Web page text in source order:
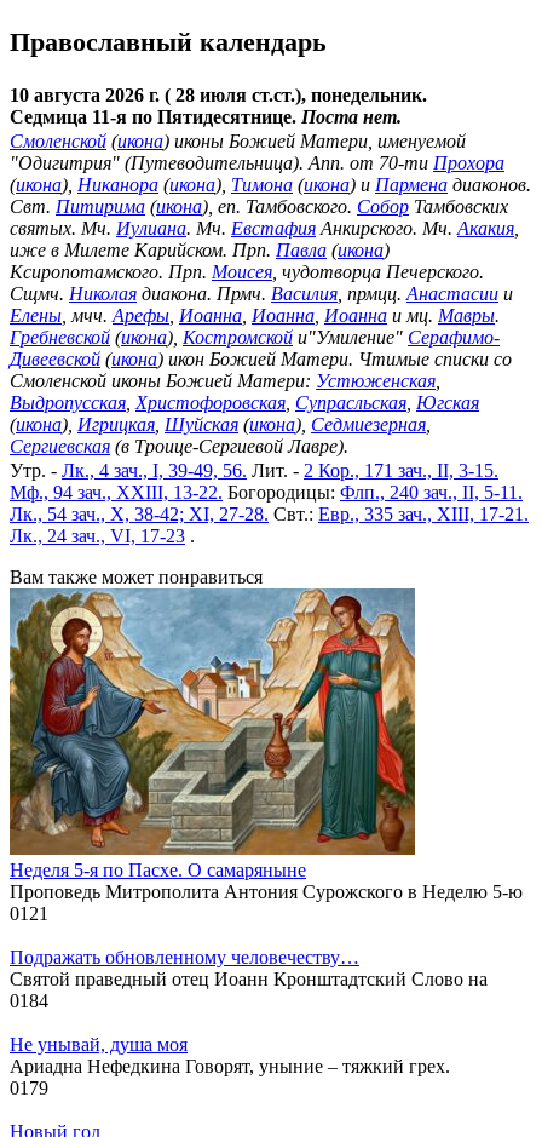
Православный календарь
10 августа 2026 г. ( 28 июля ст.ст.), понедельник.
Седмица 11-я по Пятидесятнице. Поста нет.
Смоленской (икона) иконы Божией Матери, именуемой
"Одигитрия" (Путеводительница). Апп. от 70-ти Прохора
(икона), Никанора (икона), Тимона (икона) и Пармена диаконов.
Свт. Питирима (икона), еп. Тамбовского. Собор Тамбовских
святых. Мч. Иулиана. Мч. Евстафия Анкирского. Мч. Акакия
иже в Милете Карийском. Прп. Павла (икона)
Ксиропотамского. Прп. Моисея , чудотворца Печерского.
Сщмч. Николая диакона. Прмч. Василия , прмцц. Анастасии и
Елены , мчч. Арефы Иоанна Иоанна Иоанна и мц. Мавры.
Гребневской (икона), Костромской и"Умиление" Серафимо-
Дивеевской (икона) икон Божией Матери. Чтимые списки со
Смоленской иконы Божией Матери: Устюженская
Выдропусская Христофоровская Супрасльская Югская
(икона), Игрицкая Шуйская (икона), Седмиезерная
Сергиевская (в Троице-Сергиевой Лавре).
Утр. - Лк., 4 зач., I, 39-49, 56. Лит. - 2 Кор., 171 зач., II, 3-15.
Мф., 94 зач., XXIII, 13-22. Богородицы: Флп., 240 зач., II, 5-11.
Лк., 54 зач., X, 38-42; XI, 27-28. Свт.: Евр., 335 зач., XIII, 17-21.
Лк., 24 зач., VI, 17-23 .
Вам также может понравиться
Неделя 5-я по Пасхе. О самаряныне
Проповедь Митрополита Антония Сурожского в Неделю 5-ю
0121
Подражать обновленному человечеству…
Святой праведный отец Иоанн Кронштадтский Слово на
0184
Не унывай, душа моя
Ариадна Нефедкина Говорят, уныние – тяжкий грех.
0179
Новый год